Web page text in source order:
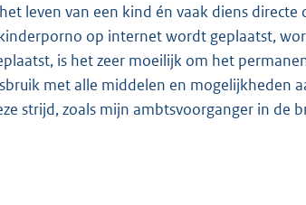
8
5
K
b
leven van een kind én vaak diens
op internet wordt geplaatst,
is het zeer moeilijk om het
met alle middelen en mogelijkheden
strijd, zoals mijn ambtsvoorganger in de